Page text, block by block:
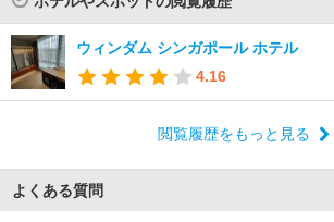
ウィンダム シンガポール ホテル
4.16
閲覧履歴をもっと見る
よくある質問